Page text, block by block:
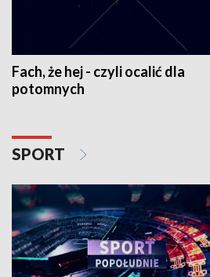
Fach, że hej - czyli ocalić dla
potomnych
SPORT